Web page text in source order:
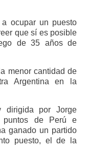
ocupar un puesto
que sí es posible
de 35 años de
menor cantidad de
Argentina en la
dirigida por Jorge
puntos de Perú e
ganado un partido
puesto, el de la